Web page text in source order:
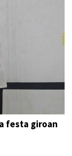
festa giroan